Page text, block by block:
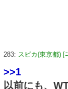
283: スピカ(東京都) [
>>1
以前にも、